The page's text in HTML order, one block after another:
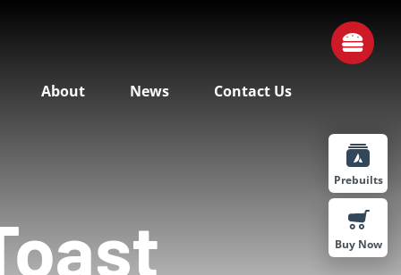
About News Contact Us
Prebuilts
Buy Now